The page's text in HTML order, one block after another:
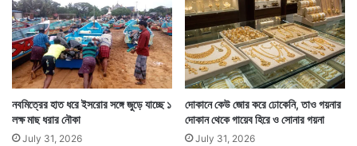
নবমিত্রের হাত ধরে ইসরোর সঙ্গে জুড়ে যাচ্ছে ১
লক্ষ মাছ ধরার নৌকা
July 31, 2026
দোকানে কেউ জোর করে ঢোকেনি, তাও গয়নার
দোকান থেকে গায়েব হিরে ও সোনার গয়না
July 31, 2026